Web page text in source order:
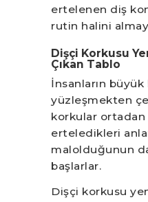
ertelenen diş
rutin halini
Dişçi Korkusu
Çıkan Tablo
İnsanların büyük
yüzleşmekten
korkular ortadan
erteledikleri
malolduğunun
başlarlar.
Dişçi korkusu